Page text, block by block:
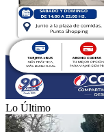
Lo Último